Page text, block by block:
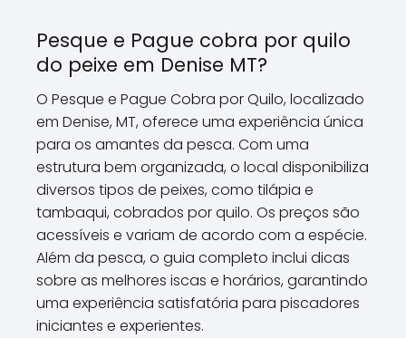
Pesque e Pague cobra por quilo
do peixe em Denise MT?
O Pesque e Pague Cobra por Quilo, localizado
em Denise, MT, oferece uma experiência única
para os amantes da pesca. Com uma
estrutura bem organizada, o local disponibiliza
diversos tipos de peixes, como tilápia e
tambaqui, cobrados por quilo. Os preços são
acessíveis e variam de acordo com a espécie.
Além da pesca, o guia completo inclui dicas
sobre as melhores iscas e horários, garantindo
uma experiência satisfatória para piscadores
iniciantes e experientes.